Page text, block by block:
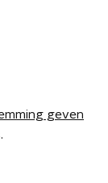
geven